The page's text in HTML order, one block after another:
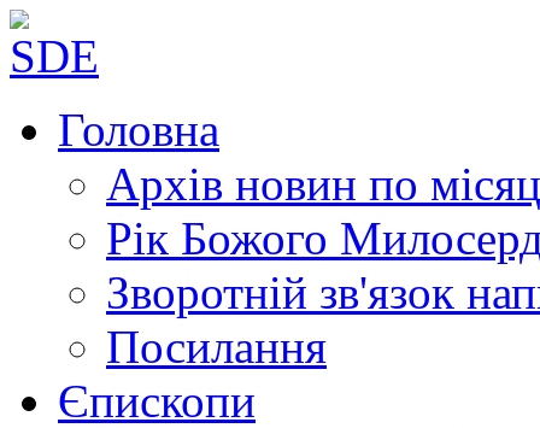
Головна
Архів новин по
Рік Божого
Зворотній зв'язок
Посилання
Єпископи